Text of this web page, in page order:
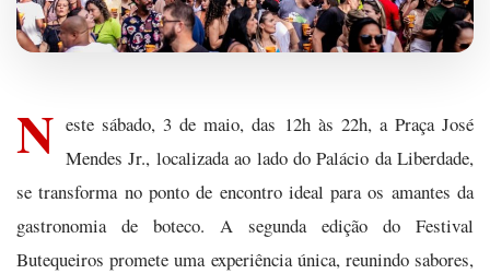
N este sábado, 3 de maio, das 12h às 22h, a Praça José
Mendes Jr., localizada ao lado do Palácio da Liberdade,
se transforma no ponto de encontro ideal para os amantes da
gastronomia de boteco. A segunda edição do Festival
Butequeiros promete uma experiência única, reunindo sabores,